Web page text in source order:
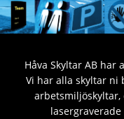
Håva Skyltar AB har
Vi har alla skyltar ni